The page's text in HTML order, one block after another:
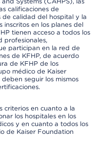
calificaciones de
calidad del hospital y la
inscritos en los planes del
tienen acceso a todos los
profesionales,
participan en la red de
de KFHP, de acuerdo
de KFHP de los
médico de Kaiser
seguir los mismos
criterios en cuanto a la
los hospitales en los
y en cuanto a todos los
de Kaiser Foundation